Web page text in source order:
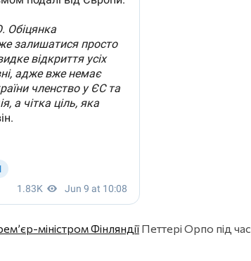
міністром Фінляндії Петтері Орпо під час